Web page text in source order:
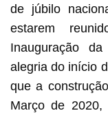
de júbilo
estarem
Inauguração
alegria do início
que a
Março de 2020,